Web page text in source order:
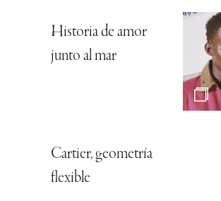
Historia de amor
junto al mar
Cartier, geometría
flexible